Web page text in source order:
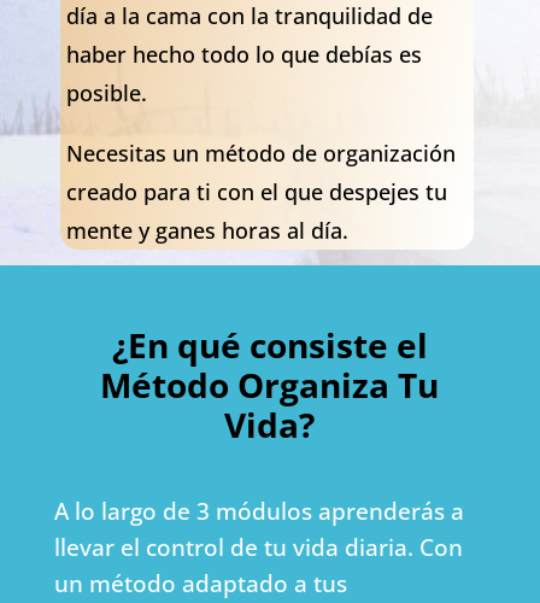
día a la cama con la tranquilidad de
haber hecho todo lo que debías es
posible.
Necesitas un método de organización
creado para ti con el que despejes tu
mente y ganes horas al día.
¿En qué consiste el
Método Organiza Tu
Vida?
A lo largo de 3 módulos aprenderás a
llevar el control de tu vida diaria. Con
un método adaptado a tus